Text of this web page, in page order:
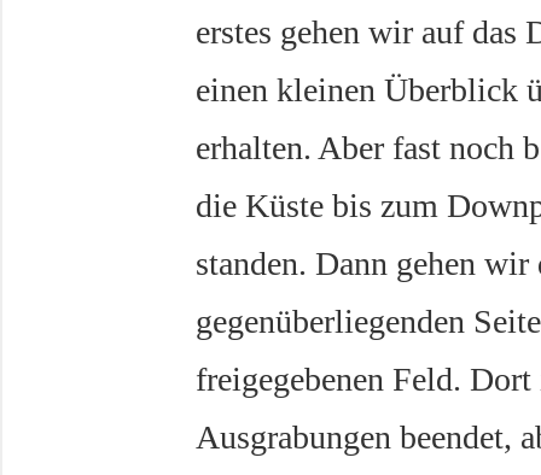
erstes gehen wir auf das
einen kleinen Überblick
erhalten. Aber fast noch
die Küste bis zum
standen. Dann gehen
gegenüberliegenden
freigegebenen Feld.
Ausgrabungen beendet,